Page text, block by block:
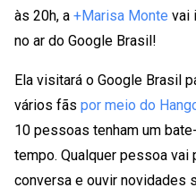
às 20h, a +Marisa Monte vai
no ar do Google Brasil!
Ela visitará o Google Brasil
vários fãs por meio do
10 pessoas tenham um
tempo. Qualquer pessoa
conversa e ouvir novidades